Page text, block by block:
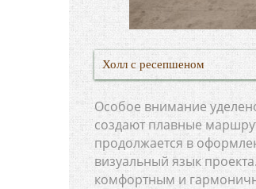
Холл с ресепшеном
Особое внимание
создают плавные
продолжается в
визуальный язык
комфортным и